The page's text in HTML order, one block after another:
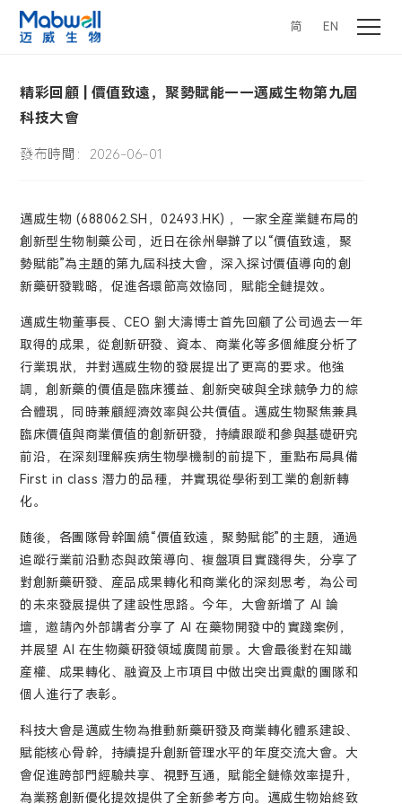
简 EN
精彩回顧 | 價值致遠，聚勢賦能——邁威生物第九屆
科技大會
發布時間：2026-06-01
邁威生物 (688062.SH，02493.HK) ，一家全産業鏈布局的
創新型生物制藥公司，近日在徐州舉辦了以“價值致遠，聚
勢賦能”為主題的第九屆科技大會，深入探讨價值導向的創
新藥研發戰略，促進各環節高效協同，賦能全鏈提效。
邁威生物董事長、CEO 劉大濤博士首先回顧了公司過去一年
取得的成果，從創新研發、資本、商業化等多個維度分析了
行業現狀，并對邁威生物的發展提出了更高的要求。他強
調，創新藥的價值是臨床獲益、創新突破與全球競争力的綜
合體現，同時兼顧經濟效率與公共價值。邁威生物聚焦兼具
臨床價值與商業價值的創新研發，持續跟蹤和參與基礎研究
前沿，在深刻理解疾病生物學機制的前提下，重點布局具備
First in class 潛力的品種，并實現從學術到工業的創新轉
化。
随後，各團隊骨幹圍繞“價值致遠，聚勢賦能”的主題，通過
追蹤行業前沿動态與政策導向、複盤項目實踐得失，分享了
對創新藥研發、産品成果轉化和商業化的深刻思考，為公司
的未來發展提供了建設性思路。今年，大會新增了 AI 論
壇，邀請內外部講者分享了 AI 在藥物開發中的實踐案例，
并展望 AI 在生物藥研發領域廣闊前景。大會最後對在知識
産權、成果轉化、融資及上市項目中做出突出貢獻的團隊和
個人進行了表彰。
科技大會是邁威生物為推動新藥研發及商業轉化體系建設、
賦能核心骨幹，持續提升創新管理水平的年度交流大會。大
會促進跨部門經驗共享、視野互通，賦能全鏈條效率提升，
為業務創新優化提效提供了全新參考方向。邁威生物始終致